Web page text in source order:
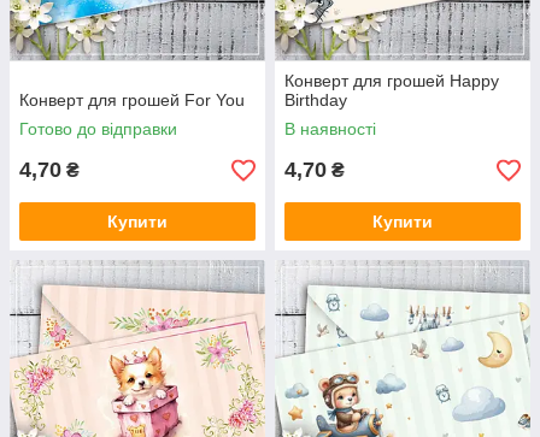
Конверт для грошей For You
Готово до відправки
4,70 ₴
Купити
Конверт для грошей Happy
Birthday
В наявності
4,70 ₴
Купити